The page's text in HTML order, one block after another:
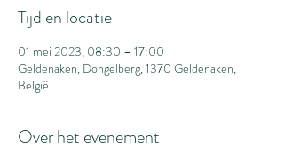
Tijd en locatie
01 mei 2023, 08:30 – 17:00
Geldenaken, Dongelberg, 1370 Geldenaken,
België
Over het evenement